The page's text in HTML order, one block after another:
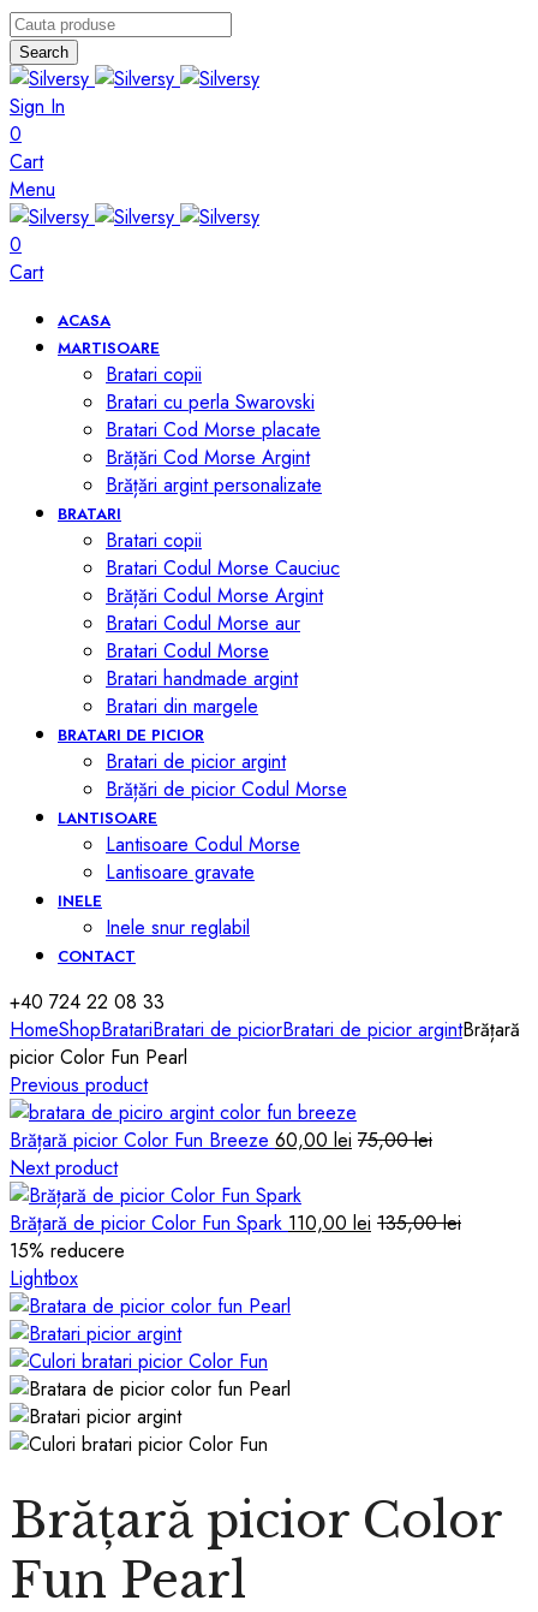
Search
Sign In
0
Cart
Menu
0
Cart
ACASA
MARTISOARE
Bratari copii
Bratari cu perla Swarovski
Bratari Cod Morse placate
Brățări Cod Morse Argint
Brățări argint personalizate
BRATARI
Bratari copii
Bratari Codul Morse Cauciuc
Brățări Codul Morse Argint
Bratari Codul Morse aur
Bratari Codul Morse
Bratari handmade argint
Bratari din margele
BRATARI DE PICIOR
Bratari de picior argint
Brățări de picior Codul Morse
LANTISOARE
Lantisoare Codul Morse
Lantisoare gravate
INELE
Inele snur reglabil
CONTACT
+40 724 22 08 33
HomeShopBratariBratari de piciorBratari de picior argintBrățară
picior Color Fun Pearl
Previous product
Brățară picior Color Fun Breeze 60,00 lei 75,00lei
Next product
Brățară de picior Color Fun Spark 110,00 lei 135,00lei
15% reducere
Lightbox
Brățară picior Color
Fun Pearl